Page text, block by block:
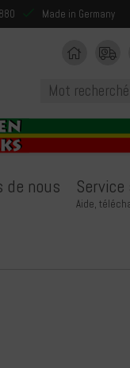
Made in Germany
de nous
Aide,